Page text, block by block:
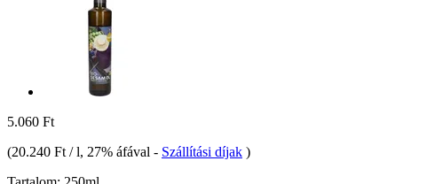
5.060 Ft
(20.240 Ft / l, 27% áfával - Szállítási díjak )